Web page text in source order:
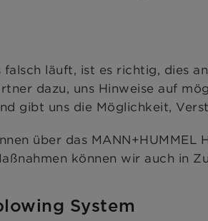
falsch läuft, ist es richtig, dies
dazu, uns Hinweise auf
gibt uns die Möglichkeit,
über das
können wir auch in
System